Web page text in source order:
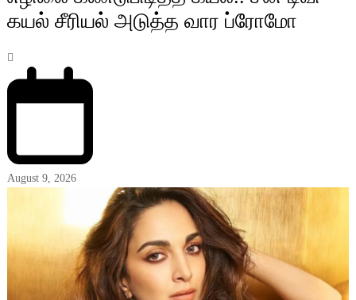
கயல் சீரியல் அடுத்த வார ப்ரோமோ
August 9, 2026